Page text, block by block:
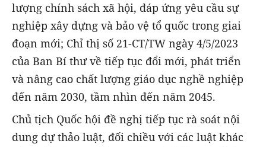
lượng chính sách xã hội, đáp ứng yêu cầu sự
nghiệp xây dựng và bảo vệ tổ quốc trong giai
đoạn mới; Chỉ thị số 21-CT/TW ngày 4/5/2023
của Ban Bí thư về tiếp tục đổi mới, phát triển
và nâng cao chất lượng giáo dục nghề nghiệp
đến năm 2030, tầm nhìn đến năm 2045.
Chủ tịch Quốc hội đề nghị tiếp tục rà soát nội
dung dự thảo luật, đối chiều với các luật khác